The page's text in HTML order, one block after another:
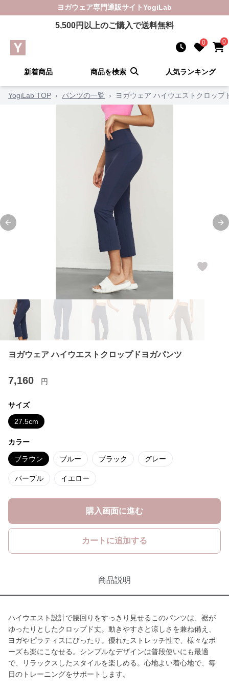
ヨガウェア専門通販サイトYogiLab
5,500円以上のご購入で送料無料
0 0
新着商品 商品を検索 人気ランキング
YogiLab TOP › パンツの一覧 › ヨガウェア ハイウエストクロップ
Previous slide
ヨガウェア ハイウエストクロップドヨガパンツ
7,160 円
サイズ
27.5cm
カラー
ブラウン ブルー ブラック グレー
パープル イエロー
購入画面に進む
カートに追加する
商品説明
ハイウエスト設計で腰回りをすっきり見せるこのパンツは、裾が
ゆったりとしたクロップド丈。動きやすさと涼しさを兼ね備え、
ヨガやピラティスにぴったり。優れたストレッチ性で、様々なポ
ーズも楽にこなせる。シンプルなデザインは普段使いにも最適
で、リラックスしたスタイルを楽しめる。心地よい着心地で、毎
日のトレーニングをサポートします。